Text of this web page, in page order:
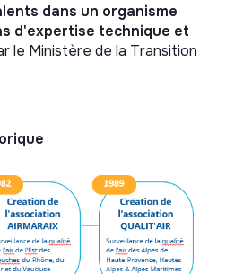
dans un organisme
d'expertise technique et
le Ministère de la Transition